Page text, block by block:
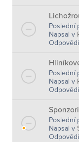
Poslední
Napsal v
Poslední
Napsal v
Poslední
Napsal v